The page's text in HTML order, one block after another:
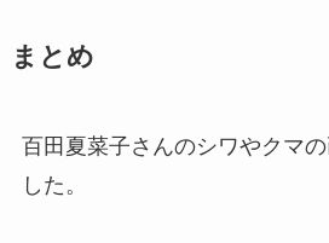
まとめ
百田夏菜子さんのシワやクマ
した。